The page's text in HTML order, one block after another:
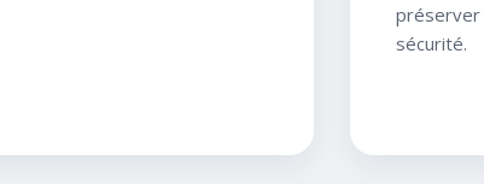
préserver
sécurité.